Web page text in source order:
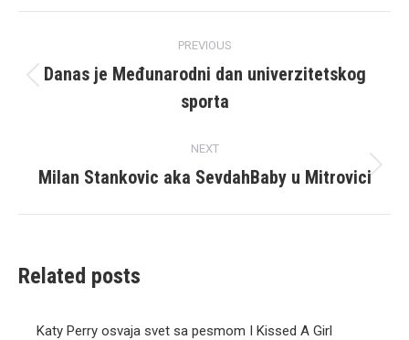
navigation
PREVIOUS
Previous
post:
Danas je Međunarodni dan univerzitetskog
sporta
NEXT
Next
Milan Stankovic aka SevdahBaby u Mitrovici
Related posts
Katy Perry osvaja svet sa pesmom I Kissed A Girl